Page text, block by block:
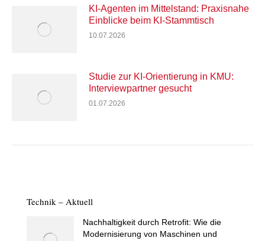
KI-Agenten im Mittelstand: Praxisnahe
Einblicke beim KI-Stammtisch
10.07.2026
Studie zur KI-Orientierung in KMU:
Interviewpartner gesucht
01.07.2026
Technik – Aktuell
Nachhaltigkeit durch Retrofit: Wie die
Modernisierung von Maschinen und